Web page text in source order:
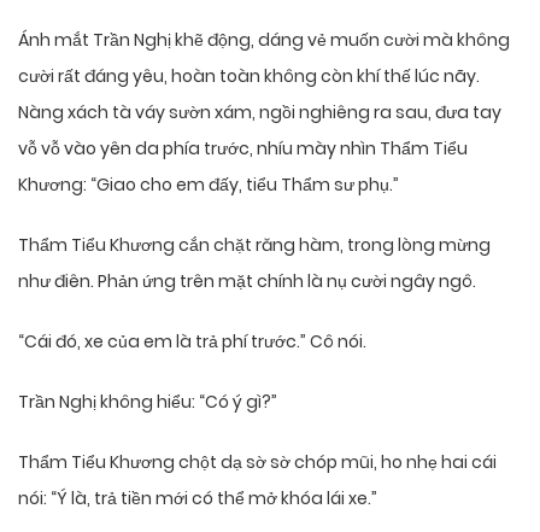
Ánh mắt Trần Nghị khẽ động, dáng vẻ muốn cười mà không
cười rất đáng yêu, hoàn toàn không còn khí thế lúc nãy.
Nàng xách tà váy sườn xám, ngồi nghiêng ra sau, đưa tay
vỗ vỗ vào yên da phía trước, nhíu mày nhìn Thẩm Tiểu
Khương: “Giao cho em đấy, tiểu Thẩm sư phụ.”
Thẩm Tiểu Khương cắn chặt răng hàm, trong lòng mừng
như điên. Phản ứng trên mặt chính là nụ cười ngây ngô.
“Cái đó, xe của em là trả phí trước.” Cô nói.
Trần Nghị không hiểu: “Có ý gì?”
Thẩm Tiểu Khương chột dạ sờ sờ chóp mũi, ho nhẹ hai cái
nói: “Ý là, trả tiền mới có thể mở khóa lái xe.”